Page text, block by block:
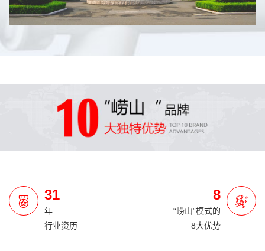
31
年
行业资历
8
“崂山”模式的
8大优势